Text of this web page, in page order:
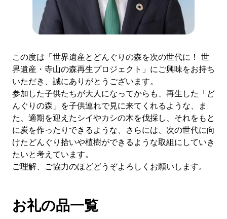
この度は「世界遺産とどんぐりの森を次の世代に！ 世
界遺産・寺山の森再生プロジェクト」にご興味をお持ち
いただき、誠にありがとうございます。
参加した子供たちが大人になってからも、再生した「ど
んぐりの森」を子供連れで見に来てくれるような、ま
た、適期を迎えたシイやカシの木を伐採し、それをもと
に炭を作ったりできるような、さらには、次の世代に向
けたどんぐり拾いや植樹ができるような取組にしていき
たいと考えています。
ご理解、ご協力のほどどうぞよろしくお願いします。
お礼の品一覧